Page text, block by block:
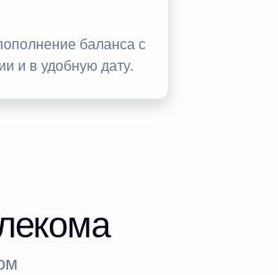
баланса с
и в удобную дату.